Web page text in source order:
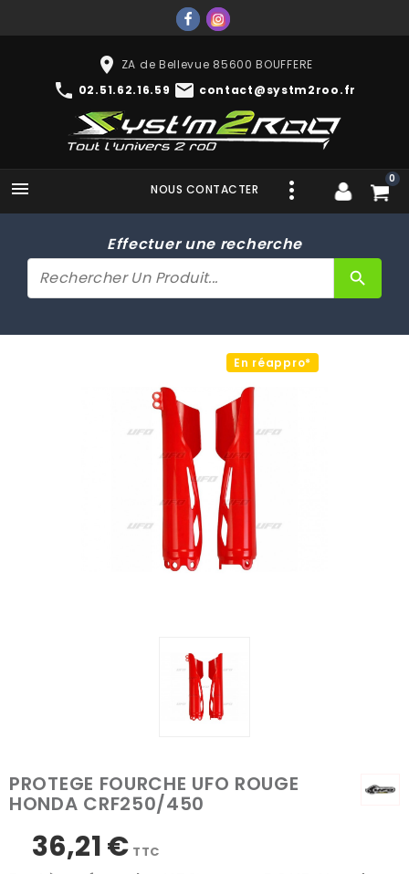
place ZA de Bellevue 85600 BOUFFERE
phone 02.51.62.16.59 mail contact@systm2roo.fr
 0
NOUS CONTACTER
Effectuer une recherche
search
En réappro*
PROTEGE FOURCHE UFO ROUGE
HONDA CRF250/450
36,21 € TTC